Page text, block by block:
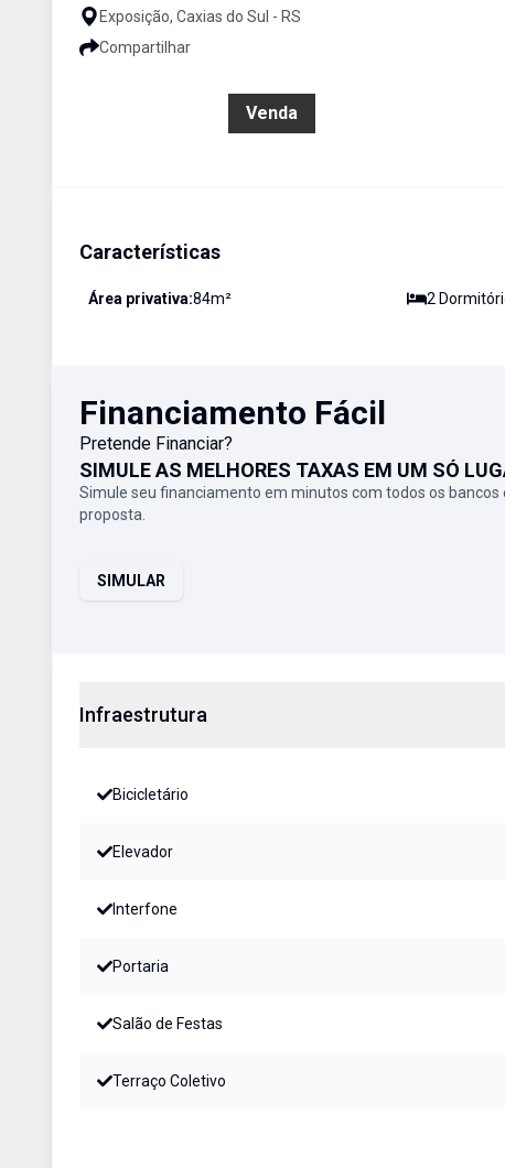
Exposição, Caxias do Sul - RS
Compartilhar
Venda
Características
Área privativa:84m² 2
Financiamento Fácil
Pretende Financiar?
SIMULE AS MELHORES TAXAS EM UM SÓ
Simule seu financiamento em minutos com todos os bancos
proposta.
SIMULAR
Infraestrutura
Bicicletário
Elevador
Interfone
Portaria
Salão de Festas
Terraço Coletivo